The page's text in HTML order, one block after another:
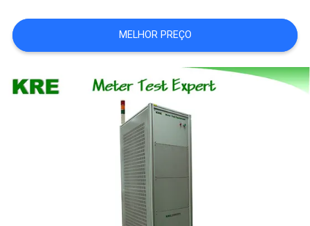
DO
SITE
PRIVACY
MELHOR PREÇO